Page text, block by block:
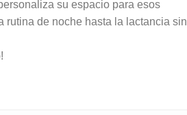
su espacio para esos
rutina de noche hasta la lactancia sin